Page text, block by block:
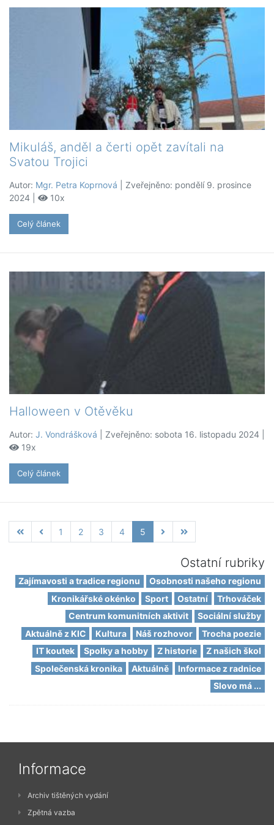
Mikuláš, anděl a čerti opět zavítali na
Svatou Trojici
Autor: Mgr. Petra Koprnová | Zveřejněno: pondělí 9. prosince
2024 |
10x
Celý článek
Halloween v Otěvěku
Autor: J. Vondrášková | Zveřejněno: sobota 16. listopadu 2024 |
19x
Celý článek
1 2 3 4 5
Ostatní rubriky
Zajímavosti a tradice regionu
Osobnosti našeho regionu
Kronikářské okénko
Sport Ostatní
Trhováček
Centrum komunitních aktivit
Sociální služby
Aktuálně z KIC
Kultura Náš rozhovor
Trocha poezie
IT koutek
Spolky a hobby Z historie
Z našich škol
Společenská kronika
Aktuálně
Informace z radnice
Slovo má ...
Informace
Archiv tištěných vydání
Zpětná vazba